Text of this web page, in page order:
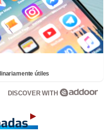
útiles
DISCOVER WITH